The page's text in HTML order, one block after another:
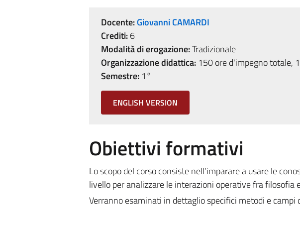
Docente:Giovanni CAMARDI
Crediti:6
Modalità di erogazione:Tradizionale
Organizzazione didattica:150 ore d'impegno totale,
Semestre:1°
ENGLISH VERSION
Obiettivi formativi
Lo scopo del corso consiste nell’imparare a usare le
livello per analizzare le interazioni operative fra filosofia
Verranno esaminati in dettaglio specifici metodi e campi